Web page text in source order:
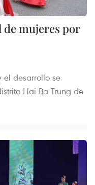
mujeres por
el desarrollo se
Hai Ba Trung de